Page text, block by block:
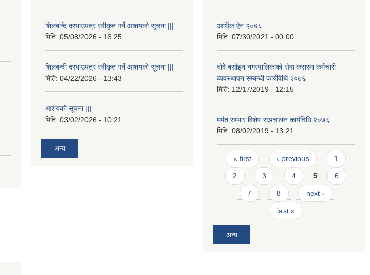
शिलबन्दि दरभाउपत्र स्वीकृत गर्ने आशयको सूचना |||
मिति: 05/08/2026 - 16:25
शिलबन्दी दरभाउपत्र स्वीकृत गर्ने आशयको सूचना |||
मिति: 04/22/2026 - 13:43
आशयको सूचना |||
मिति: 03/02/2026 - 10:21
अन्य
आर्थिक ऐन २०७८
मिति: 07/30/2021 - 00:00
बोदे बर्साइन नगरपालिकाको सेवा करारमा कर्मचारी
व्यवस्थापन सम्बन्धी कार्यविधि २०७६
मिति: 12/17/2019 - 12:15
मर्मत सम्भार विशेष सञचालन कार्यविधि २०७६
मिति: 08/02/2019 - 13:21
Pages
« first ‹ previous 1
2 3 4 5 6
7 8 next ›
last »
अन्य